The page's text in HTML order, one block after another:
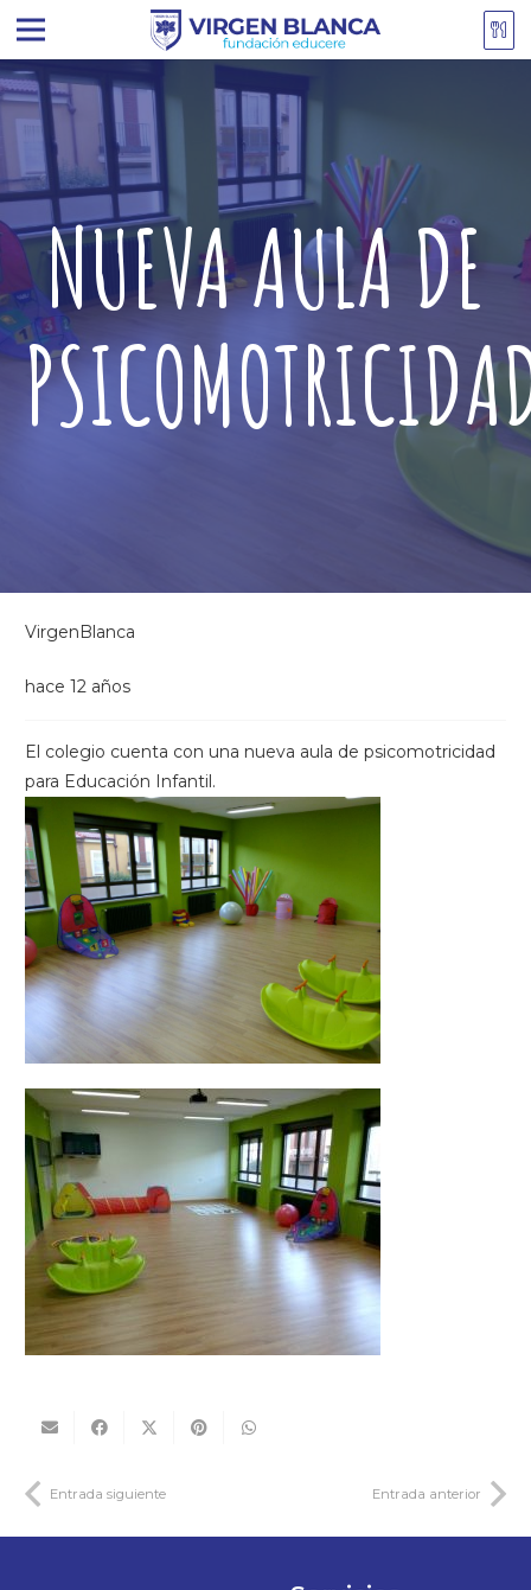
NUEVA AULA DE
VirgenBlanca
hace 12 años
El colegio cuenta con una nueva aula de psicomotricidad
para Educación Infantil.
Entrada siguiente Entrada anterior